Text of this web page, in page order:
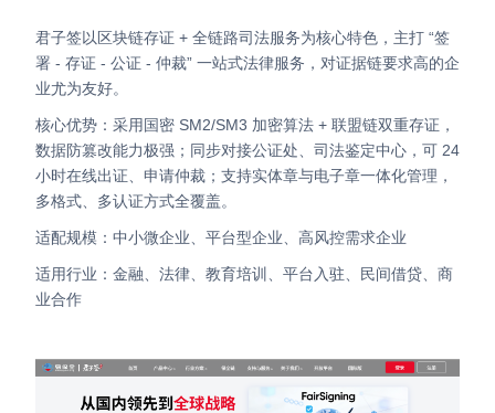
君子签以区块链存证 + 全链路司法服务为核心特色，主打 “签
署 - 存证 - 公证 - 仲裁” 一站式法律服务，对证据链要求高的企
业尤为友好。
核心优势：采用国密 SM2/SM3 加密算法 + 联盟链双重存证，
数据防篡改能力极强；同步对接公证处、司法鉴定中心，可 24
小时在线出证、申请仲裁；支持实体章与电子章一体化管理，
多格式、多认证方式全覆盖。
适配规模：中小微企业、平台型企业、高风控需求企业
适用行业：金融、法律、教育培训、平台入驻、民间借贷、商
业合作